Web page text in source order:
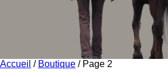
Accueil / Boutique / Page 2